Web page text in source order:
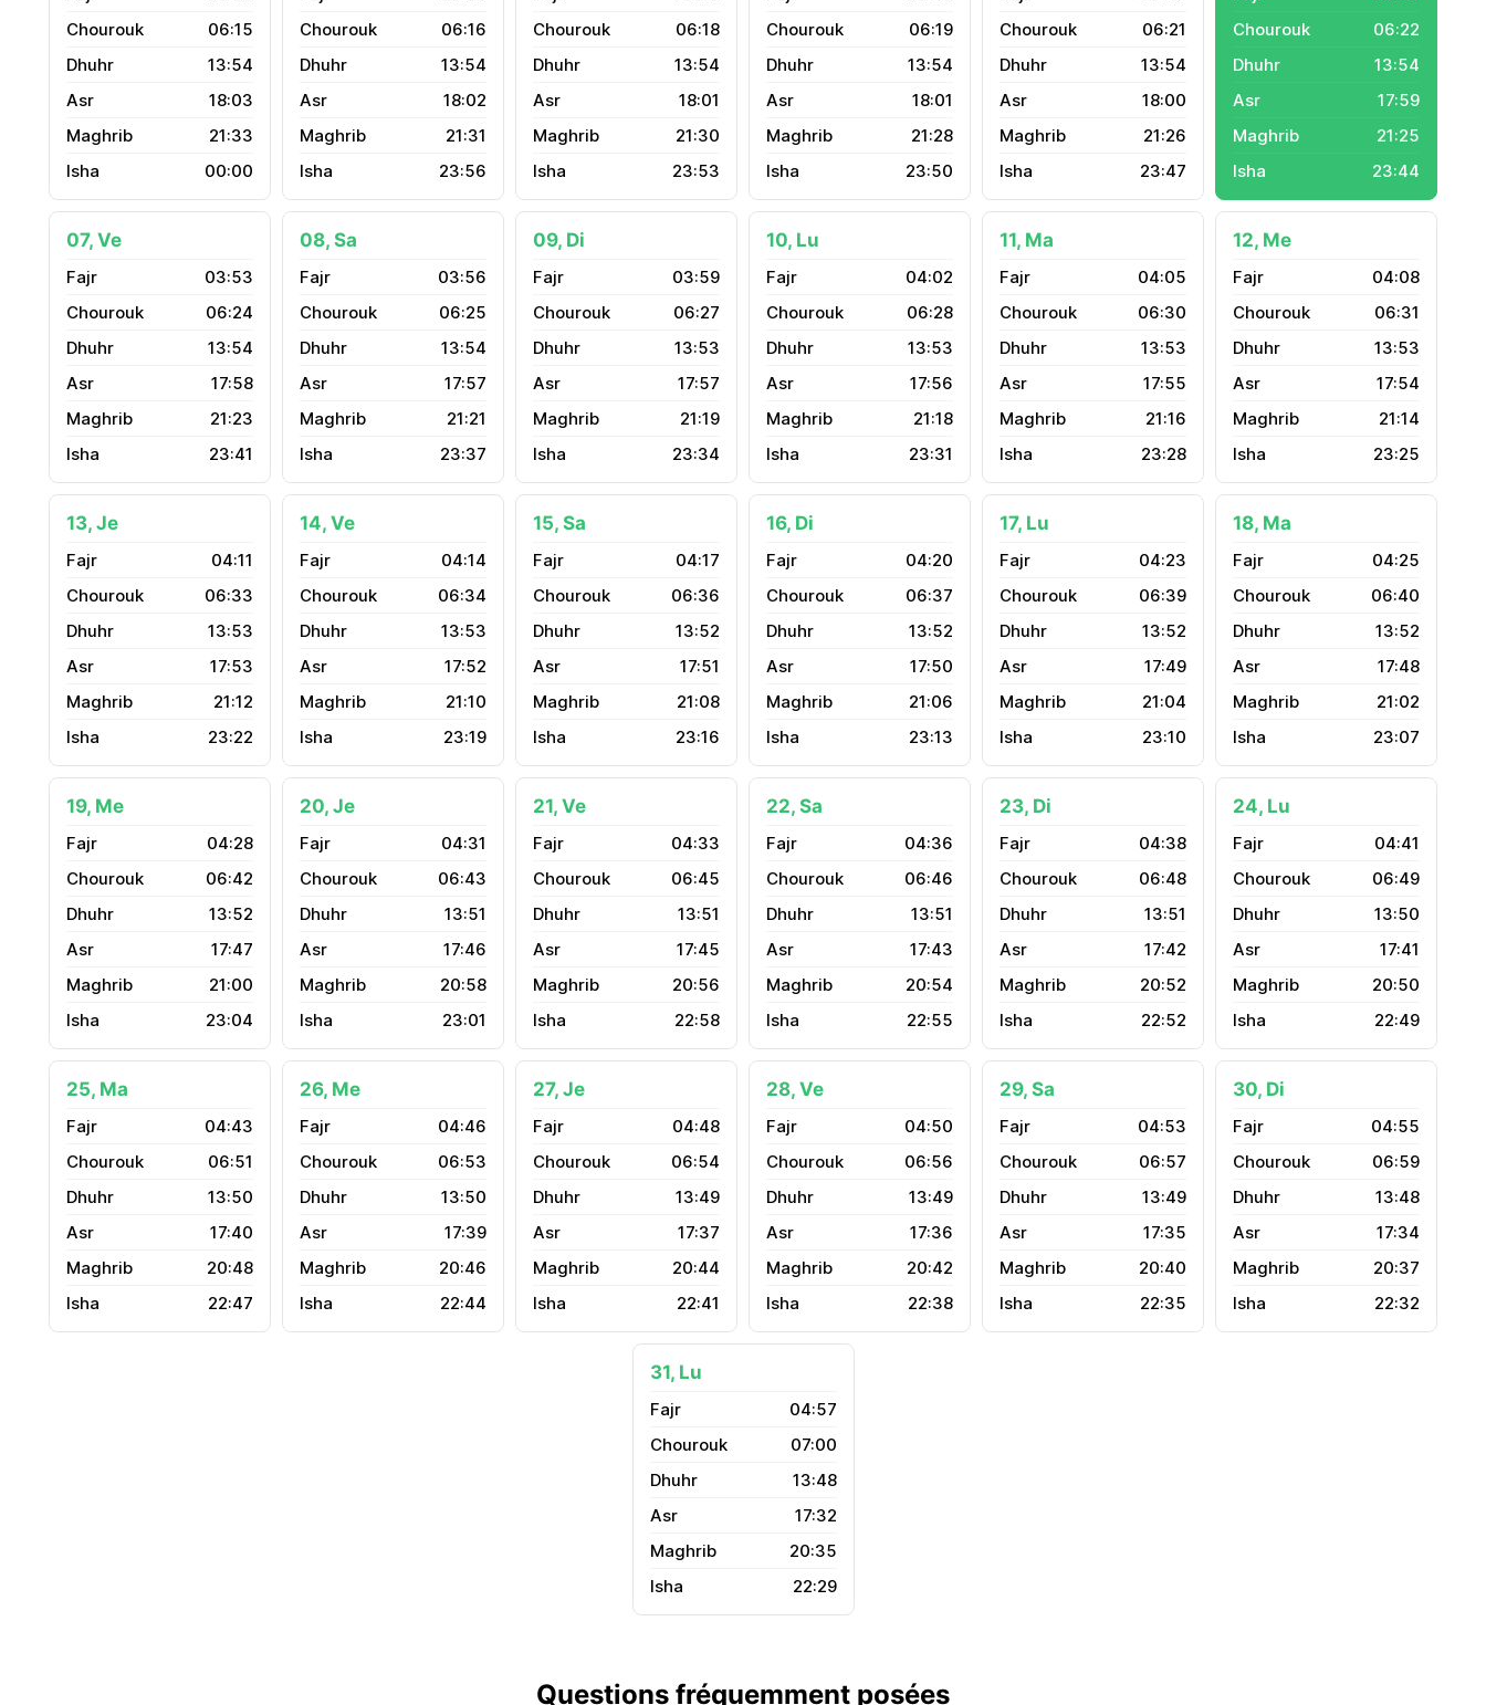
06:15
13:54
18:03
21:33
00:00
06:16
13:54
18:02
21:31
23:56
06:18
13:54
18:01
21:30
23:53
06:19
13:54
18:01
21:28
23:50
06:21
13:54
18:00
21:26
23:47
06:22
13:54
17:59
21:25
23:44
07, Ve
03:53
06:24
13:54
17:58
21:23
23:41
08, Sa
03:56
06:25
13:54
17:57
21:21
23:37
09, Di
03:59
06:27
13:53
17:57
21:19
23:34
10, Lu
04:02
06:28
13:53
17:56
21:18
23:31
11, Ma
04:05
06:30
13:53
17:55
21:16
23:28
12, Me
04:08
06:31
13:53
17:54
21:14
23:25
13, Je
04:11
06:33
13:53
17:53
21:12
23:22
14, Ve
04:14
06:34
13:53
17:52
21:10
23:19
15, Sa
04:17
06:36
13:52
17:51
21:08
23:16
16, Di
04:20
06:37
13:52
17:50
21:06
23:13
17, Lu
04:23
06:39
13:52
17:49
21:04
23:10
18, Ma
04:25
06:40
13:52
17:48
21:02
23:07
19, Me
04:28
06:42
13:52
17:47
21:00
23:04
20, Je
04:31
06:43
13:51
17:46
20:58
23:01
21, Ve
04:33
06:45
13:51
17:45
20:56
22:58
22, Sa
04:36
06:46
13:51
17:43
20:54
22:55
23, Di
04:38
06:48
13:51
17:42
20:52
22:52
24, Lu
04:41
06:49
13:50
17:41
20:50
22:49
25, Ma
04:43
06:51
13:50
17:40
20:48
22:47
26, Me
04:46
06:53
13:50
17:39
20:46
22:44
27, Je
04:48
06:54
13:49
17:37
20:44
22:41
28, Ve
04:50
06:56
13:49
17:36
20:42
22:38
29, Sa
04:53
06:57
13:49
17:35
20:40
22:35
30, Di
04:55
06:59
13:48
17:34
20:37
22:32
31, Lu
04:57
07:00
13:48
17:32
20:35
22:29
Questions fréquemment posées